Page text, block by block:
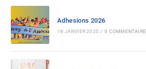
Adhesions 2026
18 JANVIER 2020 / 0 COMMENTAIRE